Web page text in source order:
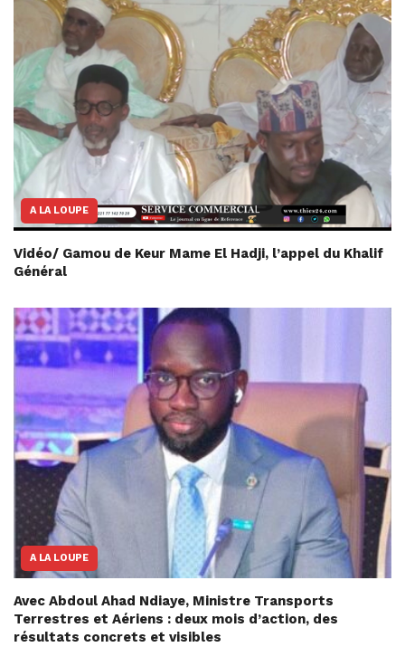
A LA LOUPE
Vidéo/ Gamou de Keur Mame El Hadji, l’appel du Khalif
Général
A LA LOUPE
Avec Abdoul Ahad Ndiaye, Ministre Transports
Terrestres et Aériens : deux mois d’action, des
résultats concrets et visibles